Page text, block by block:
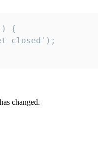
{
closed');
changed.